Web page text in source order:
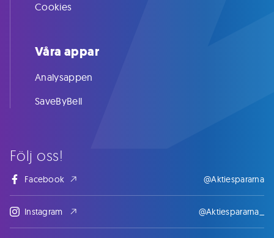
Följ oss!
Facebook @Aktiespararna
Instagram @Aktiespararna_
Cookies
Våra appar
Analysappen
SaveByBell